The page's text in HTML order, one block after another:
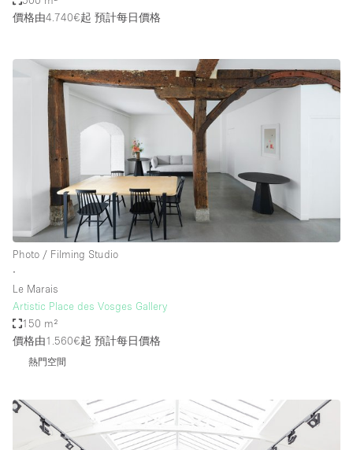
價格由4.740€起 預計每日價格
Photo / Filming Studio
∙
Le Marais
Artistic Place des Vosges Gallery
150 m²
價格由1.560€起 預計每日價格
熱門空間